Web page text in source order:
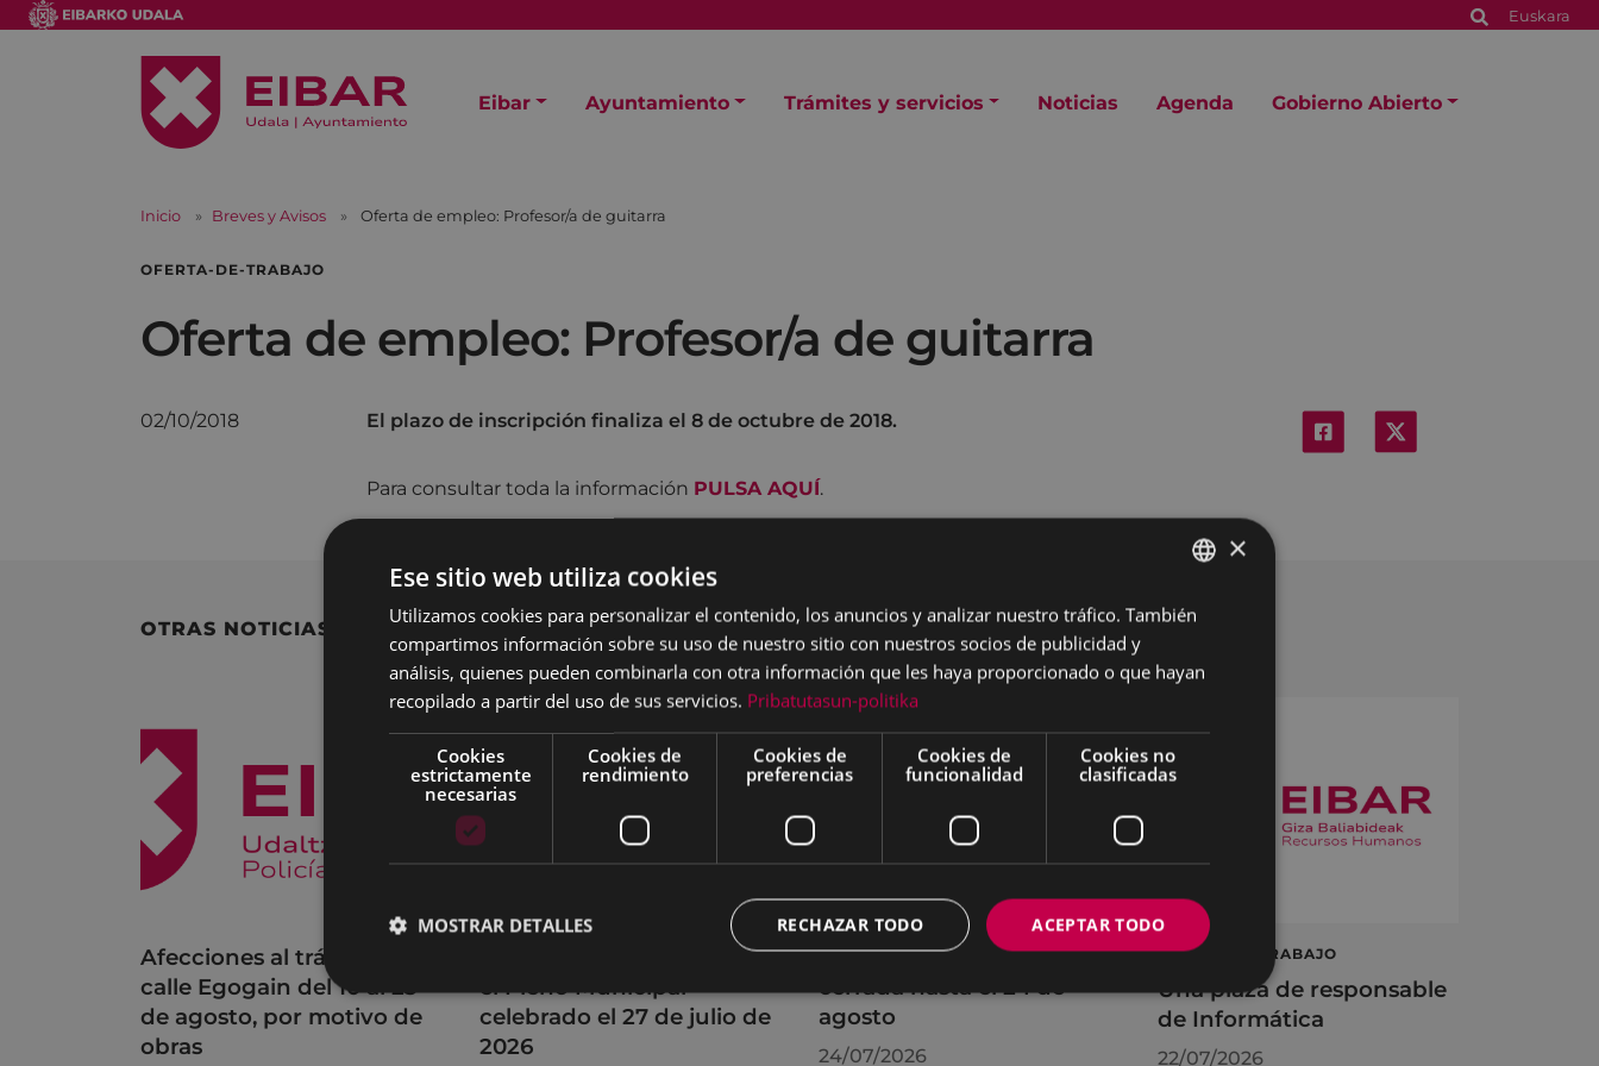
Euskara
Eibar Ayuntamiento Trámites y servicios Noticias Agenda Gobierno Abierto
Inicio Breves y Avisos Oferta de empleo: Profesor/a de guitarra
OFERTA-DE-TRABAJO
Oferta de empleo: Profesor/a de guitarra
02/10/2018 El plazo de inscripción finaliza el 8 de octubre de 2018.
Para consultar toda la información PULSA AQUÍ.
OTRAS NOTICIAS
Afecciones al tráfico en la
calle Egogain del 10 al 23
de agosto, por motivo de
obras
Acuerdos adoptados por
el Pleno Municipal
celebrado el 27 de julio de
2026
La OMIC permanecerá
cerrada hasta el 24 de
agosto
24/07/2026
OFERTA DE TRABAJO
Una plaza de responsable
de Informática
22/07/2026
BASQUE
×
Ese sitio web utiliza cookies
Utilizamos cookies para personalizar el contenido, los anuncios y analizar nuestro tráfico. También
compartimos información sobre su uso de nuestro sitio con nuestros socios de publicidad y
análisis, quienes pueden combinarla con otra información que les haya proporcionado o que hayan
recopilado a partir del uso de sus servicios. Pribatutasun-politika
Cookies
estrictamente
necesarias
Cookies de
rendimiento
Cookies de
preferencias
Cookies de
funcionalidad
Cookies no
clasificadas
ACEPTAR TODO
RECHAZAR TODO
MOSTRAR DETALLES